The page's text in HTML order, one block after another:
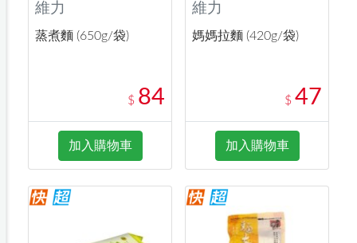
維力
蒸煮麵 (650g/袋)
$ 84
加入購物車
維力
媽媽拉麵 (420g/袋)
$ 47
加入購物車